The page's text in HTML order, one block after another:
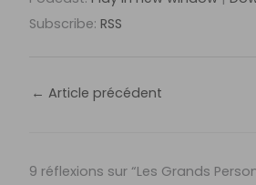
Subscribe:RSS
← Article précédent
9 réflexions sur “Les Grands